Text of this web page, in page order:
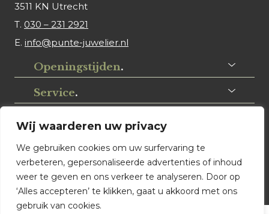
Wij waarderen uw privacy
We gebruiken cookies om uw surfervaring te
verbeteren, gepersonaliseerde advertenties of inhoud
weer te geven en ons verkeer te analyseren. Door op
‘Alles accepteren’ te klikken, gaat u akkoord met ons
gebruik van cookies.
3511 KN Utrecht
T. 030 – 231 2921
E. info@punte-juwelier.nl
Openingstijden.
Service.
Volg ons